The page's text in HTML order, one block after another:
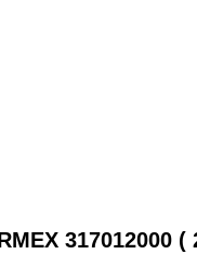
317012000 (